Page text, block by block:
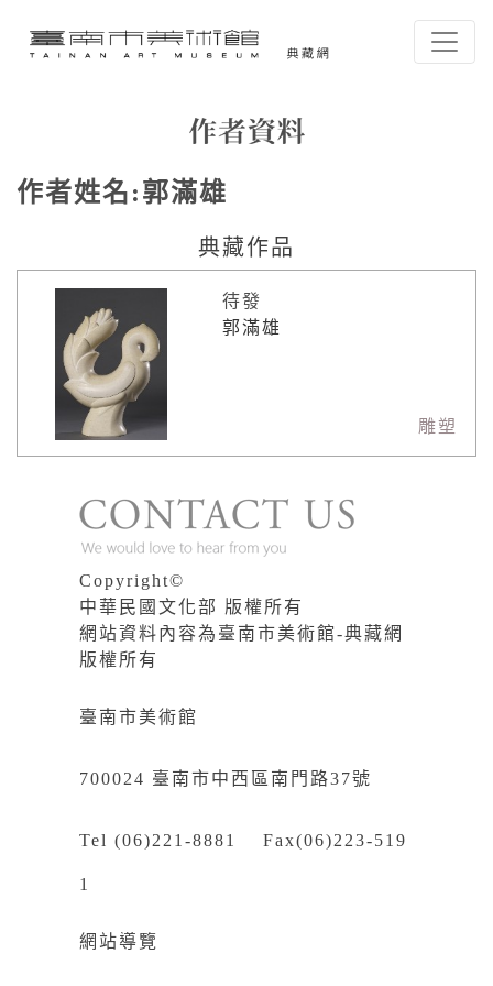
臺南市美術館-典藏網
網頁導覽
:::
作者姓名:郭滿雄
典藏作品
待發
郭滿雄
雕塑
Copyright©
中華民國文化部 版權所有
網站資料內容為臺南市美術館-典藏網
版權所有
臺南市美術館
700024 臺南市中西區南門路37號
Tel (06)221-8881 Fax(06)223-519
1
網站導覽